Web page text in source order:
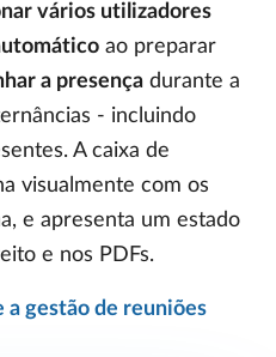
vários utilizadores
ao preparar
a presença durante a
- incluindo
A caixa de
visualmente com os
e apresenta um estado
e nos PDFs.
a gestão de reuniões